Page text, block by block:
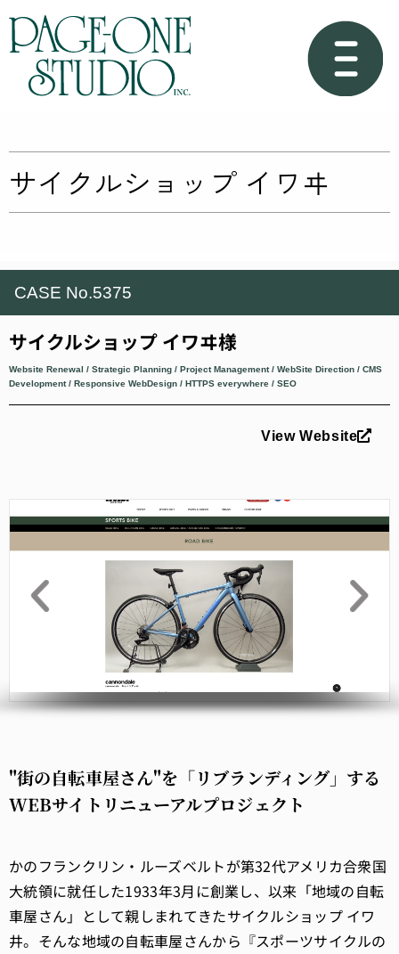
サイクルショップ イワヰ
CASE No.5375
サイクルショップ イワヰ様
Website Renewal / Strategic Planning / Project Management / WebSite Direction / CMS
Development / Responsive WebDesign / HTTPS everywhere / SEO
View Website
"街の自転車屋さん"を「リブランディング」する
WEBサイトリニューアルプロジェクト
かのフランクリン・ルーズベルトが第32代アメリカ合衆国
大統領に就任した1933年3月に創業し、以来「地域の自転
車屋さん」として親しまれてきたサイクルショップ イワ
井。そんな地域の自転車屋さんから『スポーツサイクルの